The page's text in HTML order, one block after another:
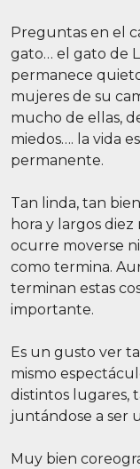
Preguntas en el
gato… el gato de
permanece
mujeres de su
mucho de ellas,
miedos…. la vida
permanente.
Tan linda, tan
hora y largos
ocurre moverse
como termina.
terminan estas
importante.
Es un gusto ver
mismo
distintos lugares,
juntándose a ser
Muy bien